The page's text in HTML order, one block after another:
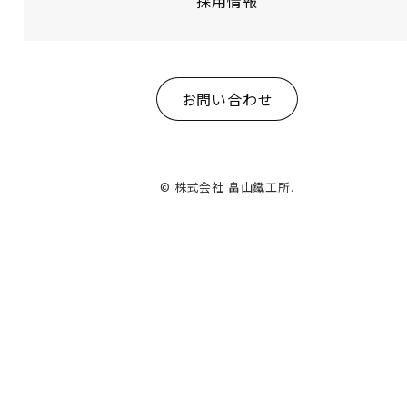
お問い合わせ
© 株式会社 畠山鐵工所.